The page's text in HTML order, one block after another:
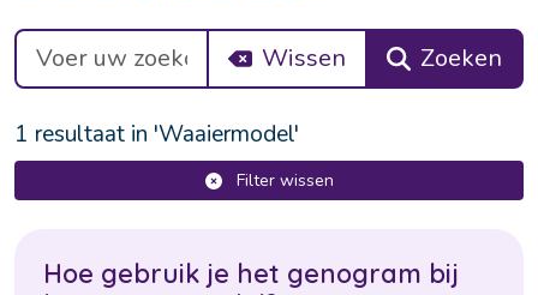
Wissen Zoeken
1 resultaat in 'Waaiermodel'
Filter wissen
Hoe gebruik je het genogram bij